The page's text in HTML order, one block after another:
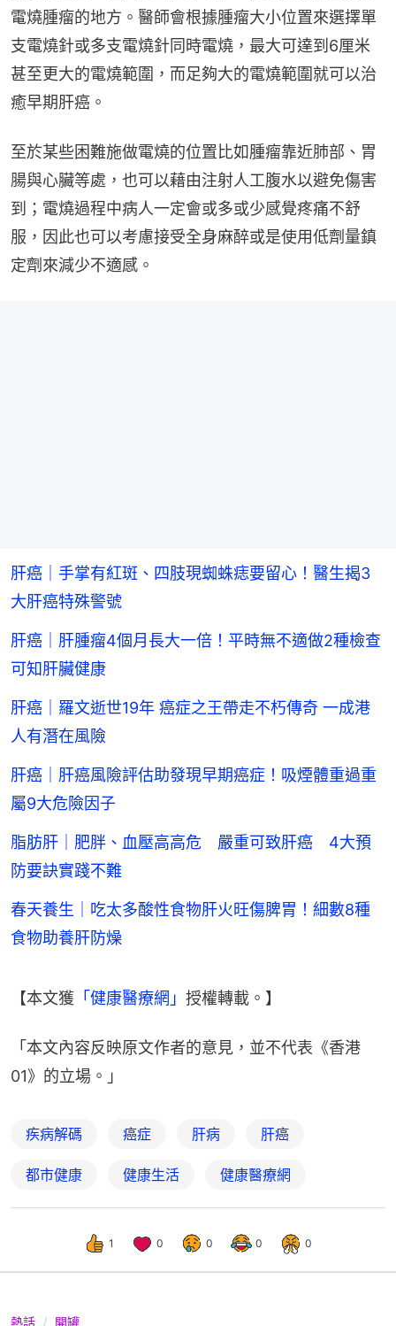
電燒腫瘤的地方。醫師會根據腫瘤大小位置來選擇單
支電燒針或多支電燒針同時電燒，最大可達到6厘米
甚至更大的電燒範圍，而足夠大的電燒範圍就可以治
癒早期肝癌。
至於某些困難施做電燒的位置比如腫瘤靠近肺部、胃
腸與心臟等處，也可以藉由注射人工腹水以避免傷害
到；電燒過程中病人一定會或多或少感覺疼痛不舒
服，因此也可以考慮接受全身麻醉或是使用低劑量鎮
定劑來減少不適感。
肝癌｜手掌有紅斑、四肢現蜘蛛痣要留心！醫生揭3
大肝癌特殊警號
肝癌｜肝腫瘤4個月長大一倍！平時無不適做2種檢查
可知肝臟健康
肝癌｜羅文逝世19年 癌症之王帶走不朽傳奇 一成港
人有潛在風險
肝癌｜肝癌風險評估助發現早期癌症！吸煙體重過重
屬9大危險因子
脂肪肝｜肥胖、血壓高高危 嚴重可致肝癌 4大預
防要訣實踐不難
春天養生｜吃太多酸性食物肝火旺傷脾胃！細數8種
食物助養肝防燥
【本文獲 「健康醫療網」 授權轉載。】
「本文內容反映原文作者的意見，並不代表《香港
01》的立場。」
疾病解碼 癌症 肝病 肝癌
都市健康 健康生活 健康醫療網
1 0 0 0 0
熱話 開罐